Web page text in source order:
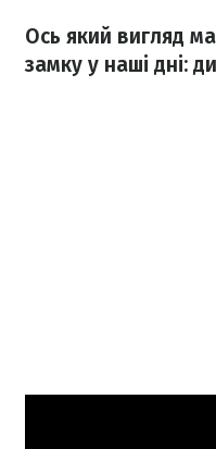
Ось який вигляд
замку у наші дні: